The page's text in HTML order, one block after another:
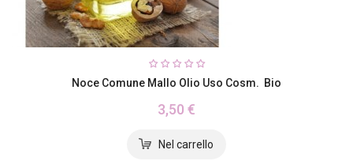
Noce Comune Mallo Olio Uso Cosm. Bio
3,50 €